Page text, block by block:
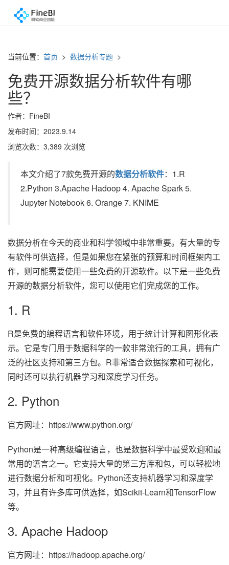
当前位置： 首页 > 数据分析专题 >
免费开源数据分析软件有哪
些？
作者：FineBI
发布时间：2023.9.14
浏览次数：3,389 次浏览
本文介绍了7款免费开源的数据分析软件：1.R
2.Python 3.Apache Hadoop 4. Apache Spark 5.
Jupyter Notebook 6. Orange 7. KNIME
数据分析在今天的商业和科学领域中非常重要。有大量的专
有软件可供选择，但是如果您在紧张的预算和时间框架内工
作，则可能需要使用一些免费的开源软件。以下是一些免费
开源的数据分析软件，您可以使用它们完成您的工作。
1. R
R是免费的编程语言和软件环境，用于统计计算和图形化表
示。它是专门用于数据科学的一款非常流行的工具，拥有广
泛的社区支持和第三方包。R非常适合数据探索和可视化，
同时还可以执行机器学习和深度学习任务。
2. Python
官方网址：https://www.python.org/
Python是一种高级编程语言，也是数据科学中最受欢迎和最
常用的语言之一。它支持大量的第三方库和包，可以轻松地
进行数据分析和可视化。Python还支持机器学习和深度学
习，并且有许多库可供选择，如Scikit-Learn和TensorFlow
等。
3. Apache Hadoop
官方网址：https://hadoop.apache.org/